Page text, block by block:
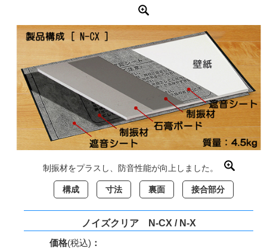
制振材をプラスし、防音性能が向上しました。
構成 寸法 裏面 接合部分
ノイズクリア N-CX / N-X
価格(税込) ：